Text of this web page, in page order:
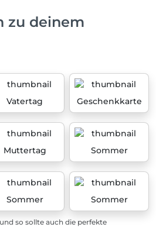
zu deinem
Vatertag Geschenkkarte
Muttertag Sommer
Sommer Sommer
so sollte auch die perfekte